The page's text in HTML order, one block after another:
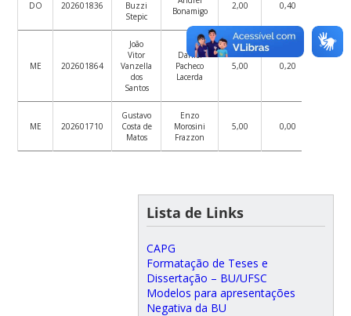
DO 202601836
Buzzi
Stepic
Bonamigo
2,00 0,40
ME 202601864
João
Vitor
Vanzella
dos
Santos
Daniel
Pacheco
Lacerda
5,00 0,20
ME 202601710
Gustavo
Costa de
Matos
Enzo
Morosini
Frazzon
5,00 0,00
Lista de Links
CAPG
Formatação de Teses e
Dissertação – BU/UFSC
Modelos para apresentações
Negativa da BU